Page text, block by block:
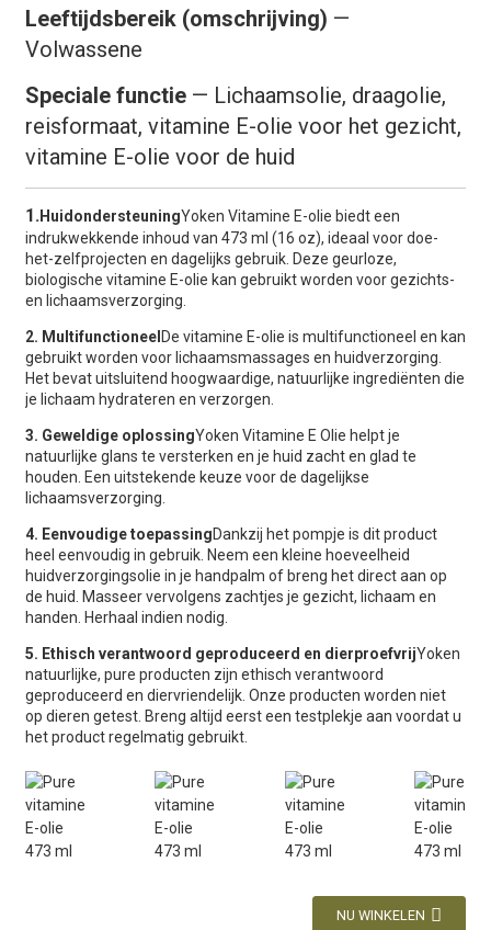
Leeftijdsbereik (omschrijving) —
Volwassene
Speciale functie — Lichaamsolie, draagolie,
reisformaat, vitamine E-olie voor het gezicht,
vitamine E-olie voor de huid
1.HuidondersteuningYoken Vitamine E-olie biedt een
indrukwekkende inhoud van 473 ml (16 oz), ideaal voor doe-
het-zelfprojecten en dagelijks gebruik. Deze geurloze,
biologische vitamine E-olie kan gebruikt worden voor gezichts-
en lichaamsverzorging.
2. Multifunctioneel De vitamine E-olie is multifunctioneel en kan
gebruikt worden voor lichaamsmassages en huidverzorging.
Het bevat uitsluitend hoogwaardige, natuurlijke ingrediënten die
je lichaam hydrateren en verzorgen.
3. Geweldige oplossingYoken Vitamine E Olie helpt je
natuurlijke glans te versterken en je huid zacht en glad te
houden. Een uitstekende keuze voor de dagelijkse
lichaamsverzorging.
4. Eenvoudige toepassingDankzij het pompje is dit product
heel eenvoudig in gebruik. Neem een ​​kleine hoeveelheid
huidverzorgingsolie in je handpalm of breng het direct aan op
de huid. Masseer vervolgens zachtjes je gezicht, lichaam en
handen. Herhaal indien nodig.
5. Ethisch verantwoord geproduceerd en dierproefvrijYoken
natuurlijke, pure producten zijn ethisch verantwoord
geproduceerd en diervriendelijk. Onze producten worden niet
op dieren getest. Breng altijd eerst een testplekje aan voordat u
het product regelmatig gebruikt.
NU WINKELEN